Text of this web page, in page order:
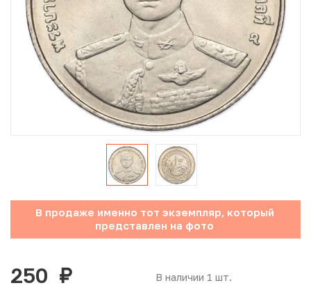
Юбилейные монеты Банка России (с 1999 года)
Памятные и инвестиционные монеты СССР и России
Иностранные монеты
Неофициальные выпуски монет (Unusual)
Античные и средневековые монеты
Инвестиционные монеты
В продаже именно тот экземпляр, который
представлен на фото
В наличии 1 шт.
250 руб.